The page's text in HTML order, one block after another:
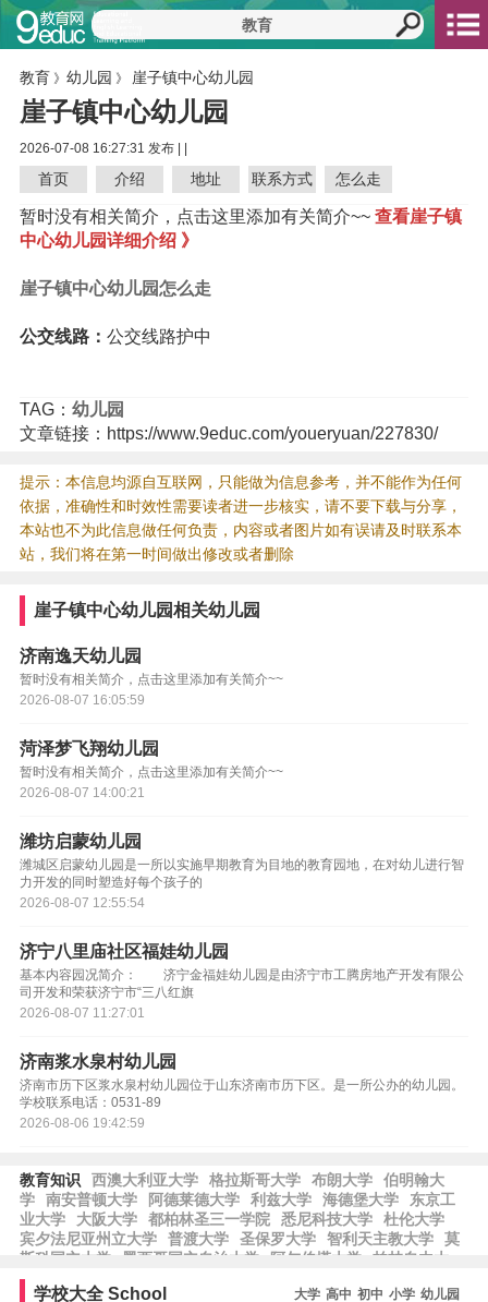
教育 》 幼儿园 》 崖子镇中心幼儿园
崖子镇中心幼儿园
2026-07-08 16:27:31 发布 |
首页 介绍 地址 联系方式 怎么走
暂时没有相关简介，点击这里添加有关简介~~ 查看崖子镇
中心幼儿园详细介绍 》
崖子镇中心幼儿园怎么走
公交线路： 公交线路护中
TAG： 幼儿园
文章链接：https://www.9educ.com/youeryuan/227830/
提示：本信息均源自互联网，只能做为信息参考，并不能作为任何
依据，准确性和时效性需要读者进一步核实，请不要下载与分享，
本站也不为此信息做任何负责，内容或者图片如有误请及时联系本
站，我们将在第一时间做出修改或者删除
崖子镇中心幼儿园相关幼儿园
济南逸天幼儿园
暂时没有相关简介，点击这里添加有关简介~~
2026-08-07 16:05:59
菏泽梦飞翔幼儿园
暂时没有相关简介，点击这里添加有关简介~~
2026-08-07 14:00:21
潍坊启蒙幼儿园
潍城区启蒙幼儿园是一所以实施早期教育为目地的教育园地，在对幼儿进行智
力开发的同时塑造好每个孩子的
2026-08-07 12:55:54
济宁八里庙社区福娃幼儿园
基本内容园况简介： 济宁金福娃幼儿园是由济宁市工腾房地产开发有限公
司开发和荣获济宁市“三八红旗
2026-08-07 11:27:01
济南浆水泉村幼儿园
济南市历下区浆水泉村幼儿园位于山东济南市历下区。是一所公办的幼儿园。
学校联系电话：0531-89
2026-08-06 19:42:59
教育知识 西澳大利亚大学 格拉斯哥大学 布朗大学
伯明翰大
学
南安普顿大学 阿德莱德大学 利兹大学 海德堡大学
东京工
业大学
大阪大学 都柏林圣三一学院 悉尼科技大学
杜伦大学
宾夕法尼亚州立大学
普渡大学 圣保罗大学 智利天主教大学
莫
斯科国立大学
墨西哥国立自治大学 阿尔伯塔大学
柏林自由大
学
矿产大学
卡尔斯鲁厄理工学院 乌普萨拉大学
圣安德鲁斯大学
学校大全 School 幼儿园
小学
初中
高中
大学